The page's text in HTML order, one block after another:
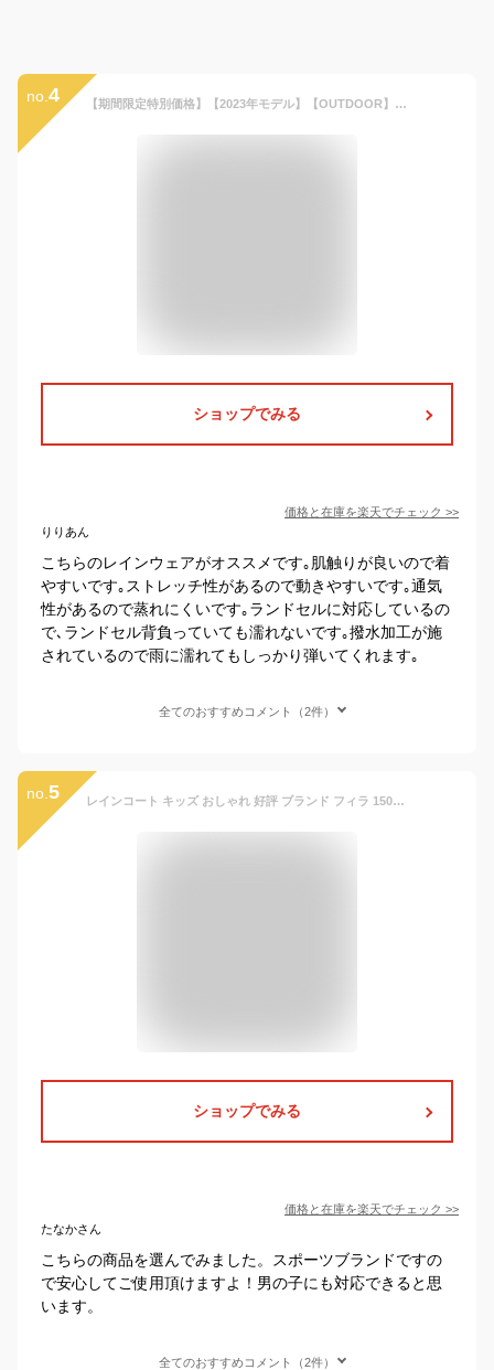
no. 4 【期間限定特別価格】【2023年モデル】【OUTDOOR】アウトドア キッズ レインポンチョ 05002313【レインポンチョ カーキ ネイビー レインウェア 子供 ジュニア 撥水加工 コンパクト キャンプ レジャー 遊園地 雨具 自転車 通学 通勤 カッパ 合羽 雨合羽 男女兼用 送料無料】
ショップでみる
価格と在庫を楽天でチェック >>
りりあん
こちらのレインウェアがオススメです｡肌触りが良いので着
やすいです｡ストレッチ性があるので動きやすいです｡通気
性があるので蒸れにくいです｡ランドセルに対応しているの
で､ランドセル背負っていても濡れないです｡撥水加工が施
されているので雨に濡れてもしっかり弾いてくれます｡
全てのおすすめコメント（2件）
no. 5 レインコート キッズ おしゃれ 好評 ブランド フィラ 150 ランドセル対応 かわいい 撥水 はっ水 130 cm 140 cm センチ 小学校 低学年 小学生 通学 キッズレインコート アウトドア 合羽 かっぱ レインウエア レインウェア kids ジュニア レインポンチョ FILA 子供用 遠足 雨
ショップでみる
価格と在庫を楽天でチェック >>
たなかさん
こちらの商品を選んでみました。スポーツブランドですの
で安心してご使用頂けますよ！男の子にも対応できると思
います。
全てのおすすめコメント（2件）